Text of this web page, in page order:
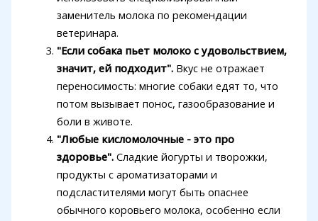
заменитель молока по рекомендации
ветеринара.
"Если собака пьет молоко с удовольствием,
значит, ей подходит".Вкус не отражает
переносимость: многие собаки едят то, что
потом вызывает понос, газообразование и
боли в животе.
"Любые кисломолочные - это про
здоровье".Сладкие йогурты и творожки,
продукты с ароматизаторами и
подсластителями могут быть опаснее
обычного коровьего молока, особенно если